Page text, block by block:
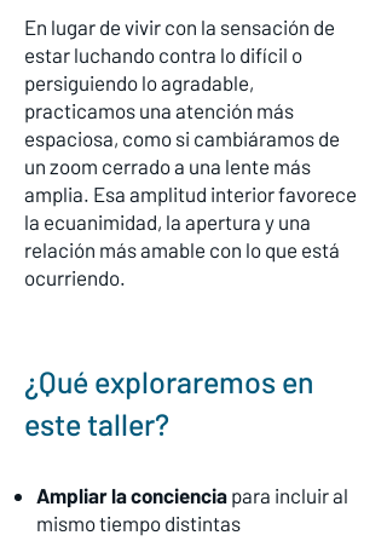
En lugar de vivir con la sensación de
estar luchando contra lo difícil o
persiguiendo lo agradable,
practicamos una atención más
espaciosa, como si cambiáramos de
un zoom cerrado a una lente más
amplia. Esa amplitud interior favorece
la ecuanimidad, la apertura y una
relación más amable con lo que está
ocurriendo.
¿Qué exploraremos en
este taller?
Ampliar la conciencia para incluir al
mismo tiempo distintas